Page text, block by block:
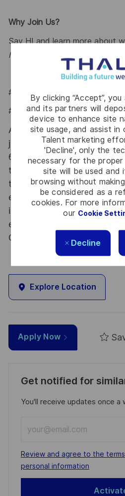
By clicking “Accept”,
and its partners will
device to enhance site
site usage, and assist in
Talent marketing
'Decline', only the
necessary for the
site will be used and
browsing without
be considered as a
cookies. For more
our Cookie
Decline
Why Join Us?
Say HI and learn more about
here
#LI-Hybrid
#LI-IP1
At Thales we provide
jobs. With Thales employing
68 countries our mobility
thousands of employees
their careers at home and
existing areas of expertise
into new fields. Together
embracing flexibility is a
Great journeys start here,
Explore Location
Apply Now
Get notified for
You'll receive updates once a
Email
address
(Required)
Required
Review and agree to the
personal information